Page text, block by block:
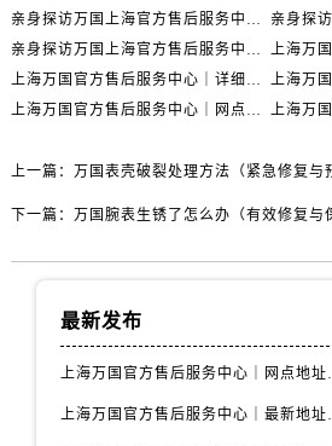
亲身探访万国上海官方售后服务中心｜全新维修门店地址及电话（2026年6月最新）
亲身探访万国上海官方售后服务中心｜网点地址与客服电话（2026年6月最新）
上海万国官方售后服务中心｜详细地址与售后电话权威信息公示（2026年6月最新）
上海万国官方售后服务中心｜网点地址及热线权威信息公示（2026年6月最新）
上一篇： 万国表壳破裂处理方法（紧急修复与
下一篇： 万国腕表生锈了怎么办（有效修复与
最新发布
上海万国官方售
上海万国官方售